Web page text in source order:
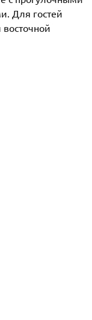
Для гостей